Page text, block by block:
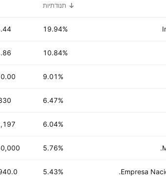
תנודתיות
19.94%
10.84%
9.01%
6.47%
6.04%
5.76%
Empresa
5.43%